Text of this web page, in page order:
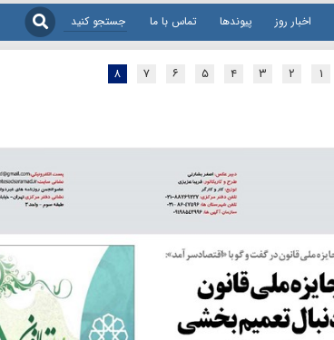
اخبار روز پیوندها تماس با ما
۱ ۲ ۳ ۴ ۵ ۶ ۷ ۸